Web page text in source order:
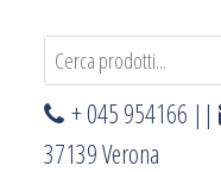
+ 045 954166 ||
37139 Verona